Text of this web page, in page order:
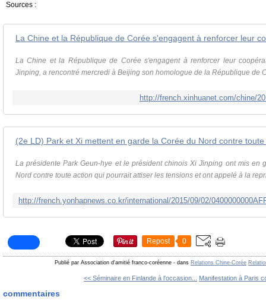
Sources :
La Chine et la République de Corée s'engagent à renforcer leur
Jinping, a rencontré mercredi à Beijing son homologue de la République de
http://french.xinhuanet.com/chine/
(2e LD) Park et Xi mettent en garde la Corée du Nord contre
La présidente Park Geun-hye et le président chinois Xi Jinping ont mis en
Nord contre toute action qui pourrait attiser les tensions et ont appelé à la
Repost 0
Publié par Association d'amitié franco-coréenne - dans Relations Chine-Corée
<< Séminaire en Finlande à l'occasion... Manifestation à Paris
commentaires